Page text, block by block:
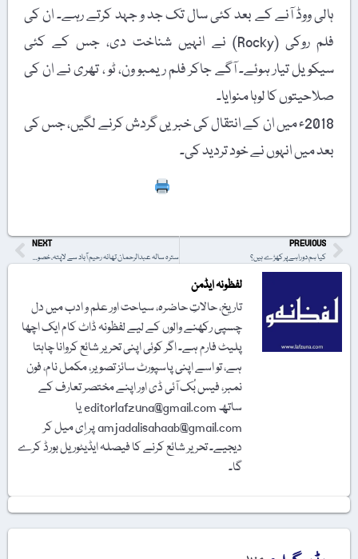
ہالی ووڈ آنے کے بعد کئی سال تک جد و جہد کرتے رہے۔ ان کی
فلم روکی (Rocky) نے انہیں شناخت دی، جس کے کئی
سیکویل تیار ہوئے۔ آگے جاکر فلم ریمبو ون، ٹو ، تھری نے ان کی
صلاحیتوں کا لوہا منوایا۔
2018ء میں ان کے انتقال کی خبریں گردش کرنے لگیں، جس کی
بعد میں انہوں نے خود تردید کی۔
PREVIOUS
کیا ہم دوراہے پر کھڑے ہیں؟
NEXT
سترہ سالہ عبدالرحمان تھانہ رحیم آباد سے لاپتہ، خصوصی رپورٹ
لفظونہ ایڈمن
تاریخ، حالاتِ حاضرہ، سیاحت اور علم و ادب میں دل
چسپی رکھنے والوں کے لیے لفظونہ ڈاٹ کام ایک اچھا
پلیٹ فارم ہے۔ اگر کوئی اپنی تحریر شائع کروانا چاہتا
ہے، تو اسے اپنی پاسپورٹ سائز تصویر، مکمل نام، فون
نمبر، فیس بُک آئی ڈی اور اپنے مختصر تعارف کے
ساتھ editorlafzuna@gmail.com یا
amjadalisahaab@gmail.com پر اِی میل کر
دیجیے۔ تحریر شائع کرنے کا فیصلہ ایڈیٹوریل بورڈ کرے
گا۔